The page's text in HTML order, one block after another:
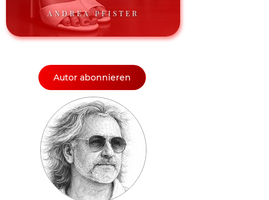
ANDREA PFISTER
Autor abonnieren